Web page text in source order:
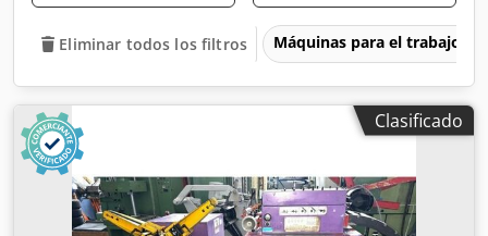
Eliminar todos los filtros Máquinas para el trabajo
Clasificado